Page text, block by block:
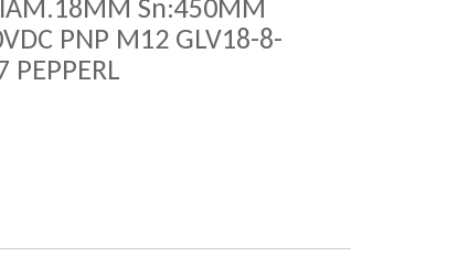
Sn:450MM
PNP M12 GLV18-8-